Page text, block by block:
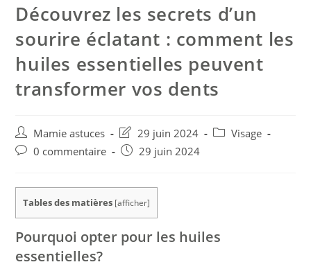
Découvrez les secrets d’un
sourire éclatant : comment les
huiles essentielles peuvent
transformer vos dents
Mamie astuces 29 juin 2024
Visage
0 commentaire
29 juin 2024
Tables des matières [afficher]
Pourquoi opter pour les huiles
essentielles?